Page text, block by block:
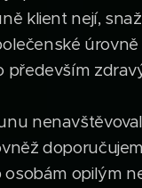
klient nejí,
především
opilým